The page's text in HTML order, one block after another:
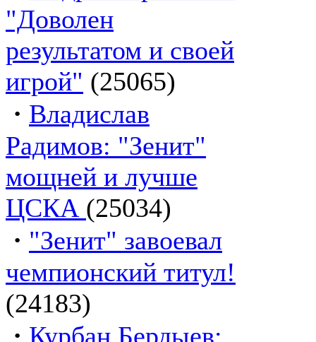
"Доволен
результатом и своей
игрой" (25065)
· Владислав
Радимов: "Зенит"
мощней и лучше
ЦСКА (25034)
· "Зенит" завоевал
чемпионский титул!
(24183)
· Курбан Бердыев: